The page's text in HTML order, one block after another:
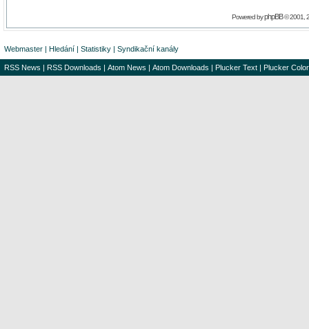
Powered byphpBB© 2001,
Webmaster | Hledání | Statistiky | Syndikační kanály
RSS News | RSS Downloads | Atom News | Atom Downloads | Plucker Text | Plucker Color